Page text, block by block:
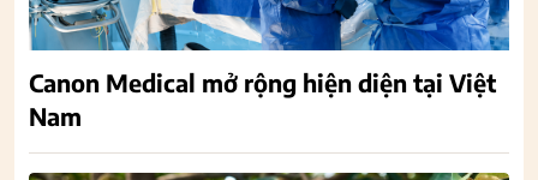
Canon Medical mở rộng hiện diện tại Việt
Nam